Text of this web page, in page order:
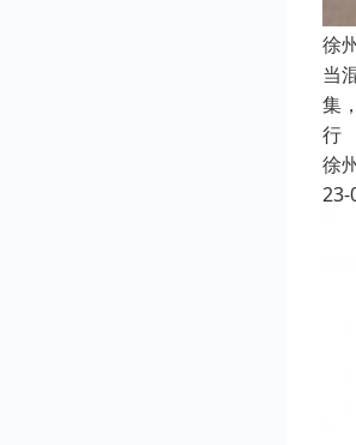
徐
当
集
行
徐
23-